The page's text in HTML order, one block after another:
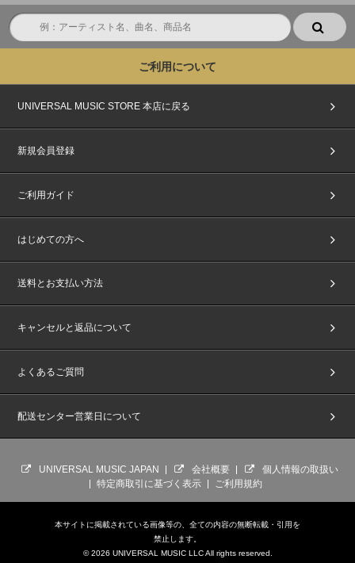
ご利用について
UNIVERSAL MUSIC STORE 本店に戻る
新規会員登録
ご利用ガイド
はじめての方へ
送料とお支払い方法
キャンセルと返品について
よくあるご質問
配送センター営業日について
UNIVERSAL MUSIC JAPAN 会社概要
個人情報の取扱い
特定商取引に基づく表示
ご利用規約
本サイトに掲載されている画像等の、全ての内容の無断転載・引用を
禁止します。
© 2026 UNIVERSAL MUSIC LLC All rights reserved.